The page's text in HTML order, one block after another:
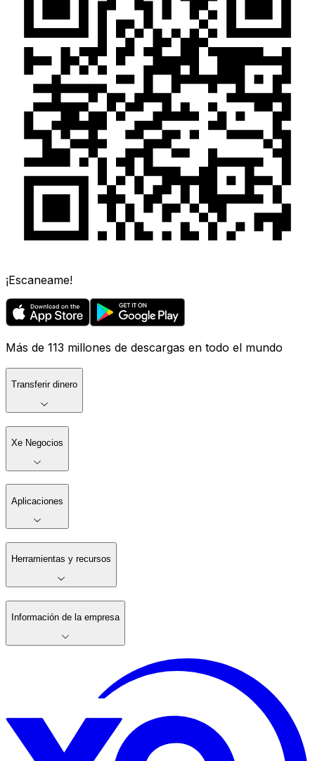
¡Escaneame!
Más de 113 millones de descargas en todo el mundo
Transferir dinero
Xe Negocios
Aplicaciones
Herramientas y recursos
Información de la empresa